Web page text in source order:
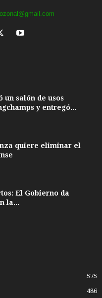
salón de usos
y entregó...
quiere eliminar el
El Gobierno da
la...
575
486